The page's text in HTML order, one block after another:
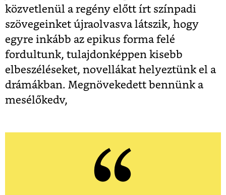
közvetlenül a regény előtt írt színpadi
szövegeinket újraolvasva látszik, hogy
egyre inkább az epikus forma felé
fordultunk, tulajdonképpen kisebb
elbeszéléseket, novellákat helyeztünk el a
drámákban. Megnövekedett bennünk a
mesélőkedv,